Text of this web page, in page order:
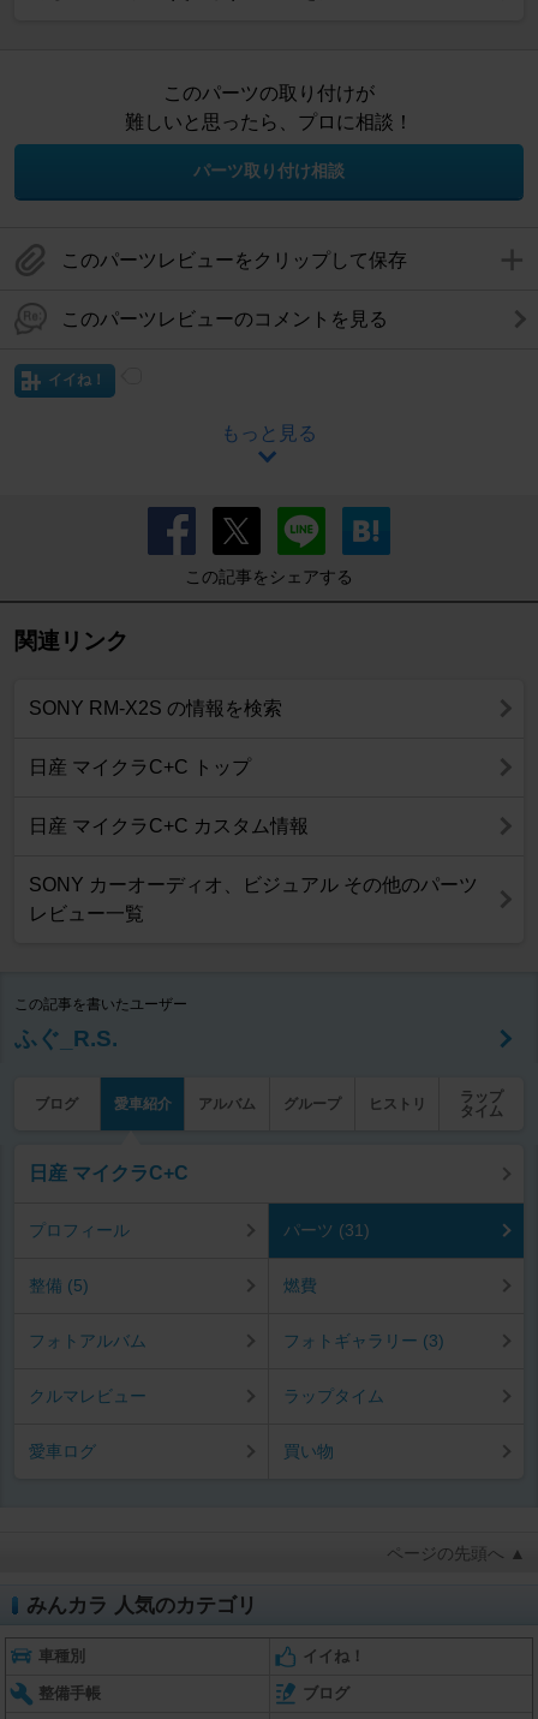
このパーツの取り付けが
難しいと思ったら、プロに相談！
パーツ取り付け相談
このパーツレビューをクリップして保存
このパーツレビューのコメントを見る
イイね！
もっと見る
この記事をシェアする
関連リンク
SONY RM-X2S の情報を検索
日産 マイクラC+C トップ
日産 マイクラC+C カスタム情報
SONY カーオーディオ、ビジュアル その他のパーツ
レビュー一覧
この記事を書いたユーザー
ふぐ_R.S.
ブログ 愛車紹介 アルバム グループ ヒストリ
ラップ
タイム
日産 マイクラC+C
プロフィール パーツ (31)
整備 (5) 燃費
フォトアルバム フォトギャラリー (3)
クルマレビュー ラップタイム
愛車ログ 買い物
ページの先頭へ ▲
みんカラ 人気のカテゴリ
車種別 イイね！
整備手帳 ブログ